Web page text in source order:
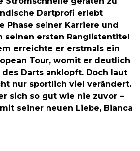
Dartprofi erlebt
Phase seiner Karriere und
seinen ersten Ranglistentitel
erreichte er erstmals ein
Tour, womit er deutlich
Darts anklopft. Doch laut
nur sportlich viel verändert.
sich so gut wie nie zuvor –
seiner neuen Liebe, Bianca